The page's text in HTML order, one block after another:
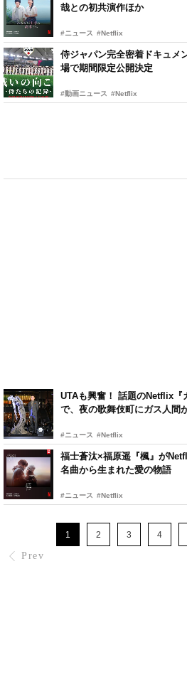
哉との初共演作ほか
#ニュース #Netflix
侍ジャパン完全密着ドキュメ
場で期間限定公開決定
#動画ニュース #Netflix
UTAも興奮！ 話題のNetflix『
で、夜の歌舞伎町にガス人間
#ニュース #Netflix
福士蒼汰×福原遥『楓』が
名曲から生まれた愛の物語
#ニュース #Netflix
Prev
1 2 3 4